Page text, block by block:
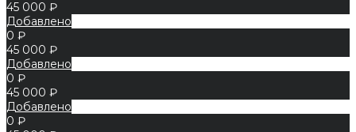
45 000 ₽
Добавлено
0 ₽
45 000 ₽
Добавлено
0 ₽
45 000 ₽
Добавлено
0 ₽